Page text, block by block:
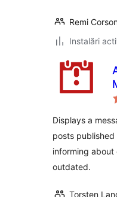
Remi
Instalări
Displays a
posts published
informing
outdated.
Torsten